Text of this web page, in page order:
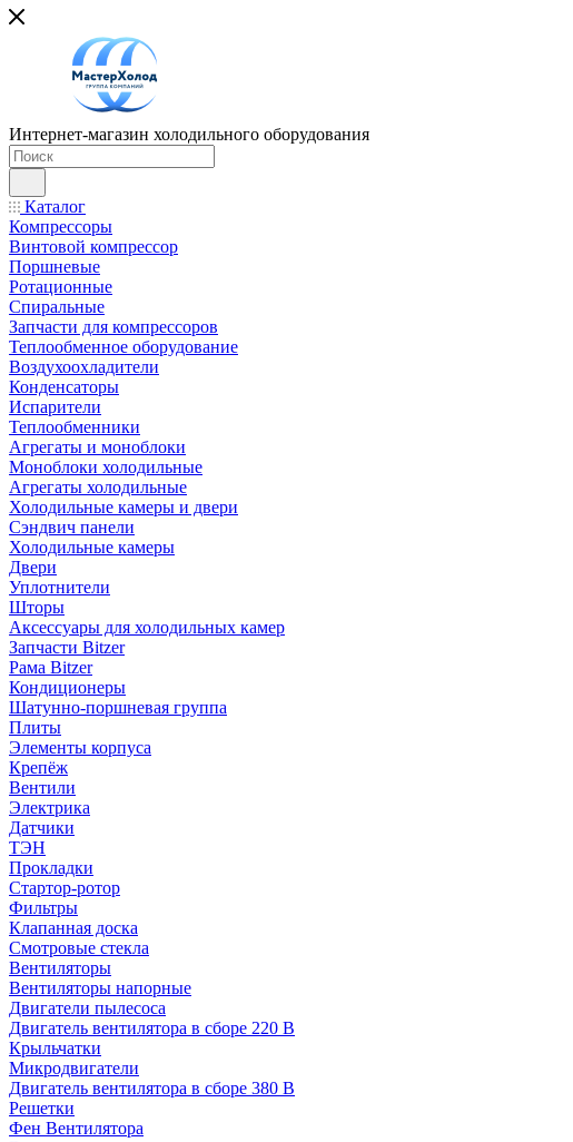
Интернет-магазин холодильного оборудования
Каталог
Компрессоры
Винтовой компрессор
Поршневые
Ротационные
Спиральные
Запчасти для компрессоров
Теплообменное оборудование
Воздухоохладители
Конденсаторы
Испарители
Теплообменники
Агрегаты и моноблоки
Моноблоки холодильные
Агрегаты холодильные
Холодильные камеры и двери
Сэндвич панели
Холодильные камеры
Двери
Уплотнители
Шторы
Аксессуары для холодильных камер
Запчасти Bitzer
Рама Bitzer
Кондиционеры
Шатунно-поршневая группа
Плиты
Элементы корпуса
Крепёж
Вентили
Электрика
Датчики
ТЭН
Прокладки
Стартор-ротор
Фильтры
Клапанная доска
Смотровые стекла
Вентиляторы
Вентиляторы напорные
Двигатели пылесоса
Двигатель вентилятора в сборе 220 В
Крыльчатки
Микродвигатели
Двигатель вентилятора в сборе 380 В
Решетки
Фен Вентилятора